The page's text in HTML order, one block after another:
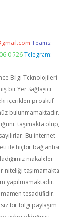
Teams:
0 726 Telegram:
Bilgi Teknolojileri
bir Yer Sağlayıcı
içerikleri proaktif
bulunmamaktadır.
taşımakta olup,
Bu internet
ile hiçbir bağlantısı
makaleler
niteliği taşımamakta
yapılmamaktadır.
tesadüfidir.
bir bilgi paylaşım